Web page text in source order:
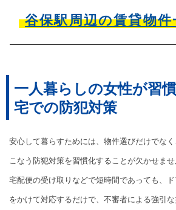
谷保駅周辺の賃貸物
一人暮らしの女性が習
宅での防犯対策
安心して暮らすためには、物件選びだけでな
こなう防犯対策を習慣化することが欠かせませ
宅配便の受け取りなどで短時間であっても、
をかけて対応するだけで、不審者による強引